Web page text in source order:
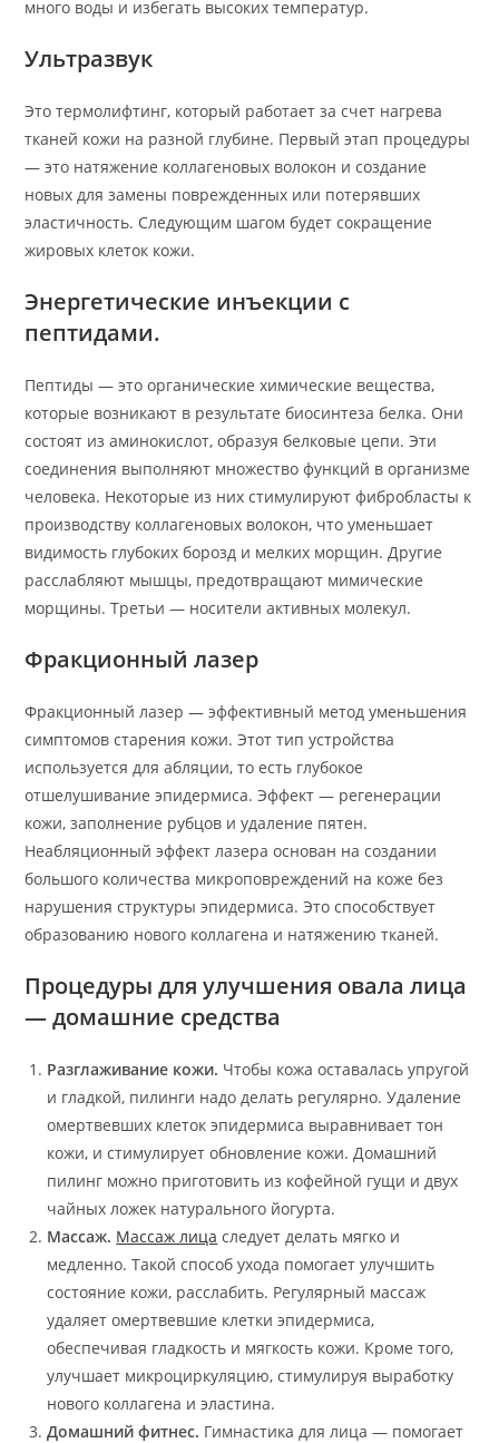
много воды и избегать высоких температур.
Ультразвук
Это термолифтинг, который работает за счет нагрева
тканей кожи на разной глубине. Первый этап процедуры
— это натяжение коллагеновых волокон и создание
новых для замены поврежденных или потерявших
эластичность. Следующим шагом будет сокращение
жировых клеток кожи.
Энергетические инъекции с
пептидами.
Пептиды — это органические химические вещества,
которые возникают в результате биосинтеза белка. Они
состоят из аминокислот, образуя белковые цепи. Эти
соединения выполняют множество функций в организме
человека. Некоторые из них стимулируют фибробласты к
производству коллагеновых волокон, что уменьшает
видимость глубоких борозд и мелких морщин. Другие
расслабляют мышцы, предотвращают мимические
морщины. Третьи — носители активных молекул.
Фракционный лазер
Фракционный лазер — эффективный метод уменьшения
симптомов старения кожи. Этот тип устройства
используется для абляции, то есть глубокое
отшелушивание эпидермиса. Эффект — регенерации
кожи, заполнение рубцов и удаление пятен.
Неабляционный эффект лазера основан на создании
большого количества микроповреждений на коже без
нарушения структуры эпидермиса. Это способствует
образованию нового коллагена и натяжению тканей.
Процедуры для улучшения овала лица
— домашние средства
Разглаживание кожи. Чтобы кожа оставалась упругой
и гладкой, пилинги надо делать регулярно. Удаление
омертвевших клеток эпидермиса выравнивает тон
кожи, и стимулирует обновление кожи. Домашний
пилинг можно приготовить из кофейной гущи и двух
чайных ложек натурального йогурта.
Массаж. Массаж лица следует делать мягко и
медленно. Такой способ ухода помогает улучшить
состояние кожи, расслабить. Регулярный массаж
удаляет омертвевшие клетки эпидермиса,
обеспечивая гладкость и мягкость кожи. Кроме того,
улучшает микроциркуляцию, стимулируя выработку
нового коллагена и эластина.
Домашний фитнес. Гимнастика для лица — помогает